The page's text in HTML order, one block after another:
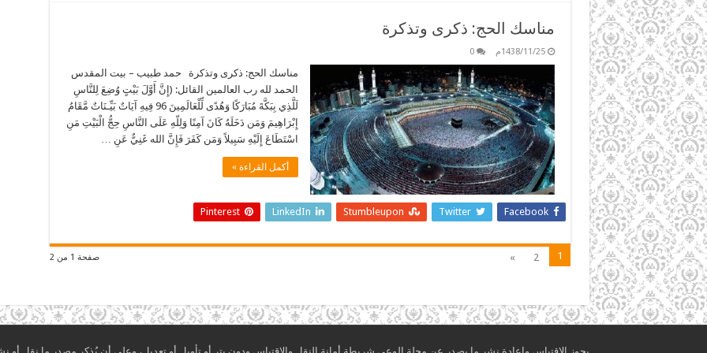
مناسك الحج: ذكرى وتذكرة
1438/11/25م 0
مناسك الحج: ذكرى وتذكرة حمد طبيب – بيت المقدس
الحمد لله رب العالمين القائل: (إِنَّ أَوَّلَ بَيْتٍ وُضِعَ لِلنَّاسِ
لَلَّذِي بِبَكَّةَ مُبَارَكًا وَهُدًى لِّلْعَالَمِينَ 96 فِيهِ آيَاتٌ بَيِّـنَاتٌ مَّقَامُ
إِبْرَاهِيمَ وَمَن دَخَلَهُ كَانَ آمِنًا وَلِلّهِ عَلَى النَّاسِ حِجُّ الْبَيْتِ مَنِ
اسْتَطَاعَ إِلَيْهِ سَبِيلاً وَمَن كَفَرَ فَإِنَّ الله غَنِيٌّ عَنِ …
أكمل القراءة »
Facebook
Twitter
Stumbleupon
LinkedIn
Pinterest
صفحة 1 من 2 1
2
»